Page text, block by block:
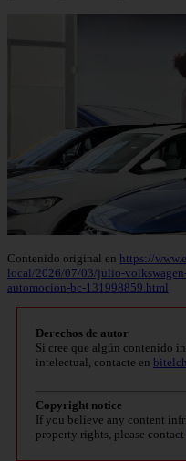
Contenido original en https://
local/2026/07/03/julio-
automocion-bc-131998859.html
Derechos de autor
Si cree que algún contenido
intelectual, contacte en
Copyright notice
If you believe any content
property rights, please contact